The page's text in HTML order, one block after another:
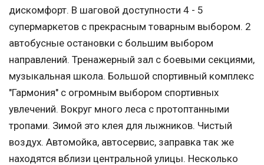
дискомфорт. В шаговой доступности 4 - 5
супермаркетов с прекрасным товарным выбором. 2
автобусные остановки с большим выбором
направлений. Тренажерный зал с боевыми секциями,
музыкальная школа. Большой спортивный комплекс
"Гармония" с огромным выбором спортивных
увлечений. Вокруг много леса с протоптанными
тропами. Зимой это клея для лыжников. Чистый
воздух. Автомойка, автосервис, заправка так же
находятся вблизи центральной улицы. Несколько